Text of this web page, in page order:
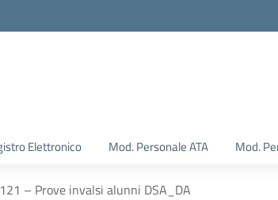
Elettronico Mod. Personale ATA Mod.
– Prove invalsi alunni DSA_DA